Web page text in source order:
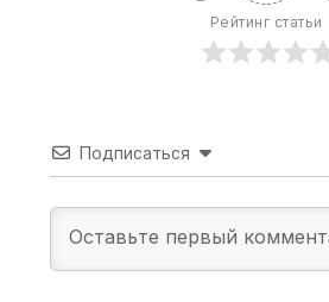
Рейтинг статьи
Подписаться